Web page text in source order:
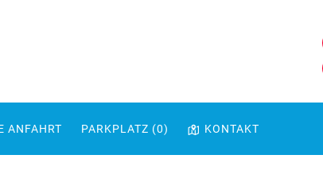
ANFAHRT PARKPLATZ (0) KONTAKT